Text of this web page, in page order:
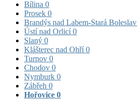
Bílina 0
Prosek 0
Brandýs nad Labem-Stará Boleslav
Ústí nad Orlicí0
Slaný 0
Klášterec nad Ohří0
Turnov 0
Chodov 0
Nymburk 0
Zábřeh 0
Hořovice 0